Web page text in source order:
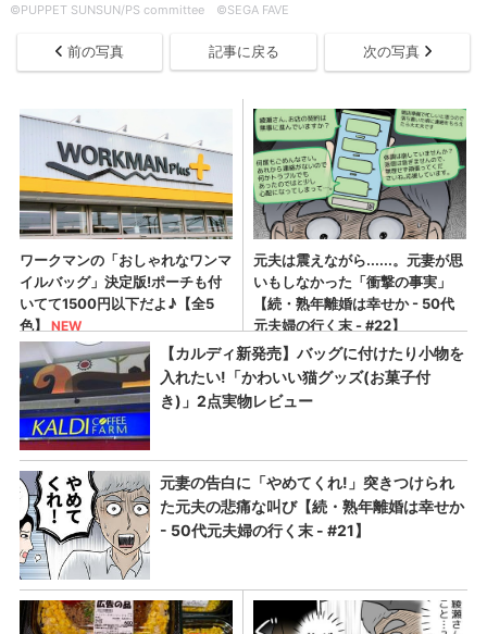
©PUPPET SUNSUN/PS committee ©SEGA FAVE
前の写真 記事に戻る 次の写真